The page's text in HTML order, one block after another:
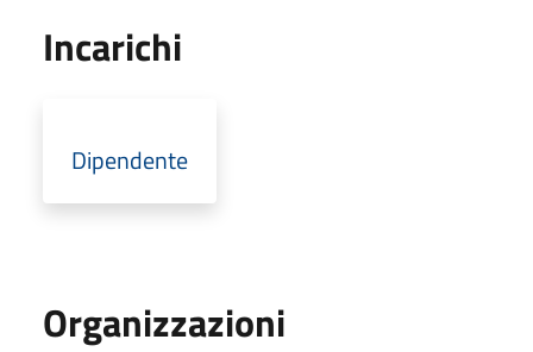
Incarichi
Dipendente
Organizzazioni